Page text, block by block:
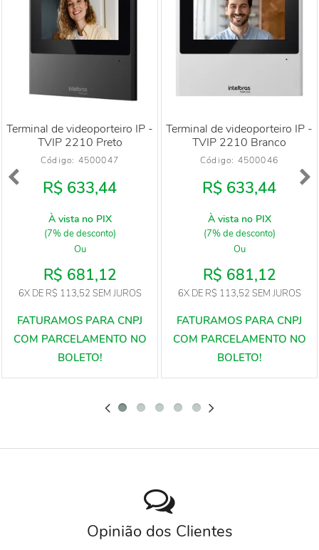
Terminal de videoporteiro IP -
TVIP 2210 Preto
Código: 4500047
R$ 633,44
À vista no PIX
(7% de desconto)
Ou
R$ 681,12
6XDE R$ 113,52 SEM JUROS
Terminal de videoporteiro IP -
TVIP 2210 Branco
Código: 4500046
R$ 633,44
À vista no PIX
(7% de desconto)
Ou
R$ 681,12
6XDE R$ 113,52 SEM JUROS
Opinião dos Clientes